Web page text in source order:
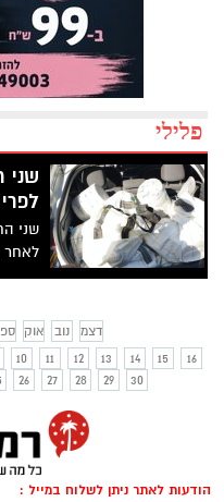
פלילי
שני
שני
לאחר
בעיר
אוק נוב
דצמ
10 11 12 13 14 15
16
26 27 28 29 30
הודעות לאתר ניתן לשלוח במייל :